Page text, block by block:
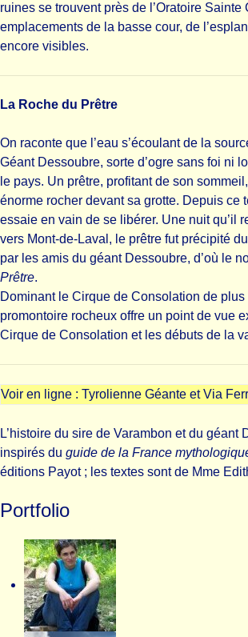
ruines se trouvent près de l’Oratoire Sainte
emplacements de la basse cour, de
encore visibles.
La Roche du Prêtre
On raconte que l’eau s’écoulant de la
Géant Dessoubre, sorte d’ogre sans foi ni
le pays. Un prêtre, profitant de son
énorme rocher devant sa grotte. Depuis ce
essaie en vain de se libérer. Une nuit qu’il
vers Mont-de-Laval, le prêtre fut précipité
par les amis du géant Dessoubre, d’où le
Prêtre.
Dominant le Cirque de Consolation de plus
promontoire rocheux offre un point de vue
Cirque de Consolation et les débuts de la
Voir en ligne : Tyrolienne Géante et Via
L’histoire du sire de Varambon et du géant
inspirés du guide de la France
éditions Payot ; les textes sont de Mme
Portfolio